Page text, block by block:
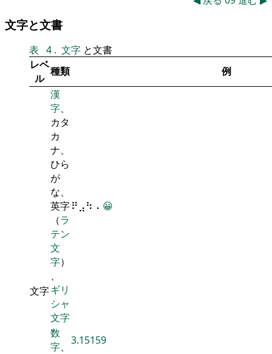
文字と文書
表 4 . 文字 と文書
レベ
ル
種類 例
文字
漢
字、
カタ
カ
ナ、
ひら
が
な、
英字
（ラ
テン
文
字）
、
ギリ
シャ
文字
⠟⣠⠳⠠ 😀
数
字、 3.15159